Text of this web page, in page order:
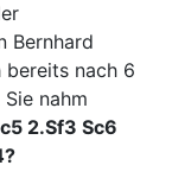
Bernhard
nach 6
nahm
2.Sf3 Sc6